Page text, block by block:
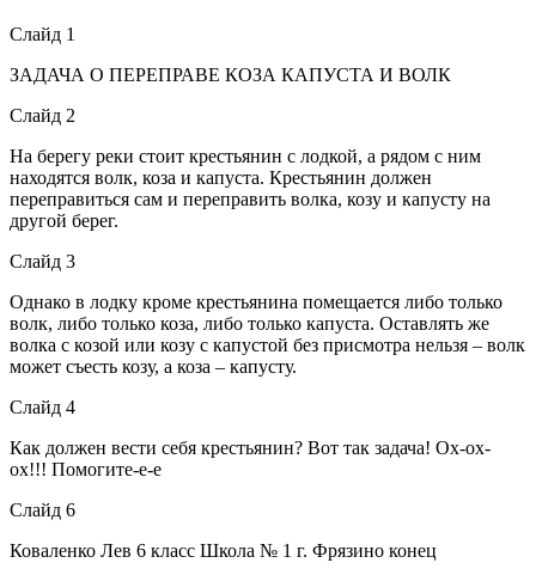
Слайд 1
ЗАДАЧА О ПЕРЕПРАВЕ КОЗА КАПУСТА И ВОЛК
Слайд 2
На берегу реки стоит крестьянин с лодкой, а рядом с ним
находятся волк, коза и капуста. Крестьянин должен
переправиться сам и переправить волка, козу и капусту на
другой берег.
Слайд 3
Однако в лодку кроме крестьянина помещается либо только
волк, либо только коза, либо только капуста. Оставлять же
волка с козой или козу с капустой без присмотра нельзя – волк
может съесть козу, а коза – капусту.
Слайд 4
Как должен вести себя крестьянин? Вот так задача! Ох-ох-
ох!!! Помогите-е-е
Слайд 6
Коваленко Лев 6 класс Школа № 1 г. Фрязино конец